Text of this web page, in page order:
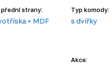
strany:
+ MDF
Typ komody:
s dvířky
Akce: